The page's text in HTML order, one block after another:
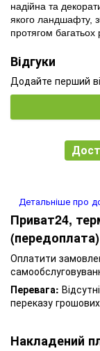
надійна та
якого ландшафту,
протягом багатьох
Відгуки
Додайте перший
Детальніше про
Приват24,
(передоплата)
Оплатити
Перевага:
переказу
Накладений